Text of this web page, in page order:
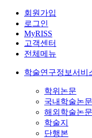
회원가입
로그인
MyRISS
고객센터
전체메뉴
학술연구정보서비
학위논문
국내학술논문
해외학술논문
학술지
단행본